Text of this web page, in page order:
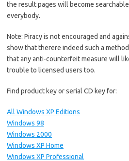
the result pages will become
everybody.
Note: Piracy is not encouraged and
show that therere indeed such a
that any anti-counterfeit measure will
trouble to licensed users too.
Find product key or serial CD key for:
All Windows XP Editions
Windows 98
Windows 2000
Windows XP Home
Windows XP Professional